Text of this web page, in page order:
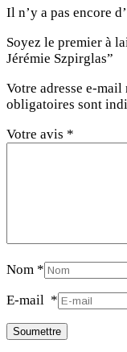
Il n’y a pas encore
Soyez le premier à
Jérémie Szpirglas”
Votre adresse e-mail
obligatoires sont
Votre avis *
Nom *
E-mail *